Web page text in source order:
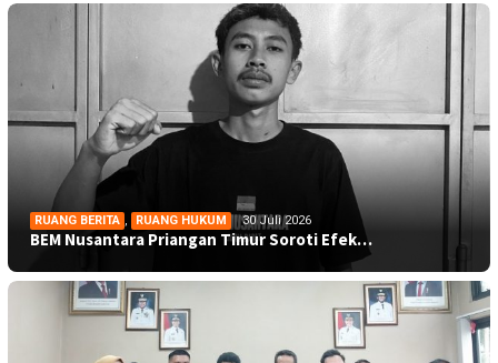
RUANG BERITA , RUANG HUKUM 30 Juli 2026
BEM Nusantara Priangan Timur Soroti Efek…